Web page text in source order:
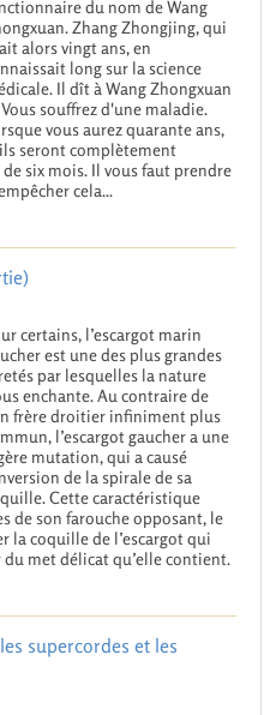
du nom de Wang
Zhang Zhongjing, qui
alors vingt ans, en
long sur la science
Il dît à Wang Zhongxuan
souffrez d'une maladie.
vous aurez quarante ans,
seront complètement
six mois. Il vous faut prendre
cela...
certains, l’escargot marin
est une des plus grandes
par lesquelles la nature
enchante. Au contraire de
frère droitier infiniment plus
l’escargot gaucher a une
mutation, qui a causé
de la spirale de sa
Cette caractéristique
de son farouche opposant, le
la coquille de l’escargot qui
met délicat qu’elle contient.
supercordes et les